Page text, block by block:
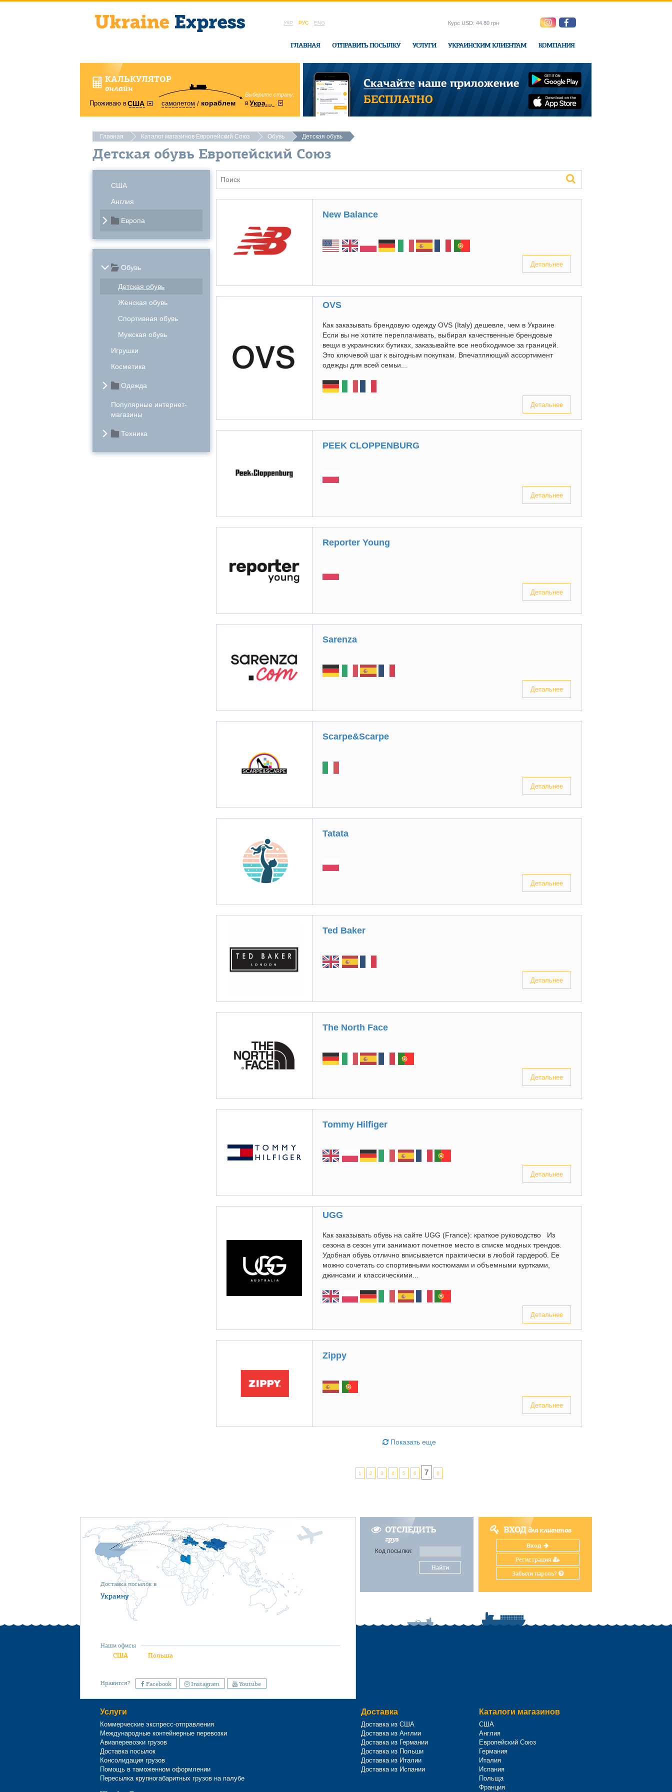
УКР РУС ENG
ГЛАВНАЯ ОТПРАВИТЬ ПОСЫЛКУ УСЛУГИ УКРАИНСКИМ КЛИЕНТАМ КОМПАНИЯ
Курс USD: 44.80 грн
КАЛЬКУЛЯТОР
онлайн
Проживаю вСША самолетом кораблем
Выберите страну:
вУкраину
область:
Винницкая в офисе Ukraine-Express
Главная Каталог магазинов Европейский Союз Обувь Детская обувь
Детская обувь Европейский Союз
США
Англия
Европа
Обувь
Детская обувь
Женская обувь
Спортивная обувь
Мужская обувь
Игрушки
Косметика
Одежда
Популярные интернет-
магазины
Техника
New Balance
Детальнее
OVS
Как заказывать брендовую одежду OVS (Italy) дешевле, чем в Украине
Если вы не хотите переплачивать, выбирая качественные брендовые
вещи в украинских бутиках, заказывайте все необходимое за границей.
Это ключевой шаг к выгодным покупкам. Впечатляющий ассортимент
одежды для всей семьи...
Детальнее
PEEK CLOPPENBURG
Детальнее
Reporter Young
Детальнее
Sarenza
Детальнее
Scarpe&Scarpe
Детальнее
Tatata
Детальнее
Ted Baker
Детальнее
The North Face
Детальнее
Tommy Hilfiger
Детальнее
UGG
Как заказывать обувь на сайте UGG (France): краткое руководство Из
сезона в сезон угги занимают почетное место в списке модных трендов.
Удобная обувь отлично вписывается практически в любой гардероб. Ее
можно сочетать со спортивными костюмами и объемными куртками,
джинсами и классическими...
Детальнее
Zippy
Детальнее
Показать еще
1 2 3 4 5 6 7 8
ОТСЛЕДИТЬ
груз
Код посылки:
Найти
ВХОДдля клиентов
Вход
Регистрация
Забыли пароль?
Доставка посылок в
Украину
Наши офисы
США Польша
Нравится? Facebook Instagram Youtube
Услуги
Коммерческие экспресс-отправления
Международные контейнерные перевозки
Авиаперевозки грузов
Доставка посылок
Консолидация грузов
Помощь в таможенном оформлении
Пересылка крупногабаритных грузов на палубе
Доставка
Доставка из США
Доставка из Англии
Доставка из Германии
Доставка из Польши
Доставка из Италии
Доставка из Испании
Каталоги магазинов
США
Англия
Европейский Союз
Германия
Италия
Испания
Польща
Франция